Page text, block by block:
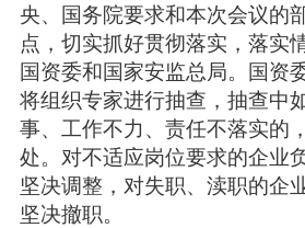
央、国务院要求和本次会议的
点，切实抓好贯彻落实，落实
国资委和国家安监总局。国资
将组织专家进行抽查，抽查中
事、工作不力、责任不落实的
处。对不适应岗位要求的企业
坚决调整，对失职、渎职的企
坚决撤职。